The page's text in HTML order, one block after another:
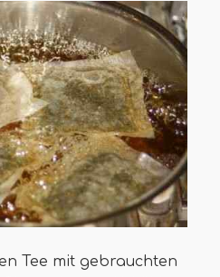
Tee mit gebrauchten